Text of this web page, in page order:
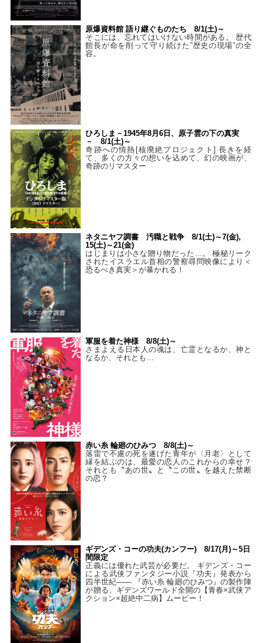
原爆資料館 語り継ぐものたち 8/1(土)～
そこには、忘れてはいけない時間がある。 歴代
館長が命を削って守り続けた”歴史の現場”の全
容。
ひろしま－1945年8月6日、原子雲の下の真実
－ 8/1(土)～
奇跡への情熱[核廃絶プロジェクト] 長きを経
て、多くの方々の想いを込めて、幻の映画が、
奇跡のリマスター
ネタニヤフ調書 汚職と戦争 8/1(土)～7(金),
15(土)～21(金)
はじまりは小さな贈り物だった…。 極秘リーク
されたイスラエル首相の警察尋問映像により＜
恐るべき真実＞が暴かれる！
軍服を着た神様 8/8(土)～
さまよえる日本人の魂は、亡霊となるか、神と
なるか、それとも…
赤い糸 輪廻のひみつ 8/8(土)～
落雷で不慮の死を遂げた青年が〈月老〉として
縁を結ぶのは、最愛の恋人のこれからの幸せ？
それとも〝あの世〟と〝この世〟を越えた禁断
の恋？
ギデンズ・コーの功夫(カンフー) 8/17(月)～5日
間限定
正義には優れた武芸が必要だ。 ギデンズ・コー
による武侠ファンタジー小説『功夫』発表から
四半世紀―― 『赤い糸 輪廻のひみつ』の製作陣
が贈る、ギデンズワールド全開の【青春×武侠ア
クション×超絶中二病】ムービー！